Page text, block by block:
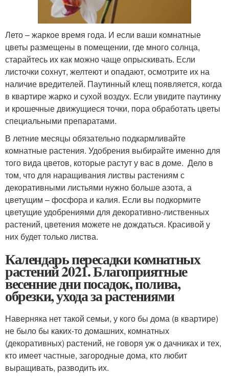
Лето – жаркое время года. И если ваши комнатные
цветы размещены в помещении, где много солнца,
старайтесь их как можно чаще опрыскивать. Если
листочки сохнут, желтеют и опадают, осмотрите их на
наличие вредителей. Паутинный клещ появляется, когда
в квартире жарко и сухой воздух. Если увидите паутинку
и крошечные движущиеся точки, пора обработать цветы
специальными препаратами.
В летние месяцы обязательно подкармливайте
комнатные растения. Удобрения выбирайте именно для
того вида цветов, которые растут у вас в доме. Дело в
том, что для наращивания листвы растениям с
декоративными листьями нужно больше азота, а
цветущим – фосфора и калия. Если вы подкормите
цветущие удобрениями для декоративно-лиственных
растений, цветения можете не дождаться. Красивой у
них будет только листва.
Календарь пересадки комнатных
растений 2021. Благоприятные
весенние дни посадок, полива,
обрезки, ухода за растениями
Наверняка нет такой семьи, у кого бы дома (в квартире)
не было бы каких-то домашних, комнатных
(декоративных) растений, не говоря уж о дачниках и тех,
кто имеет частные, загородные дома, кто любит
выращивать, разводить их.